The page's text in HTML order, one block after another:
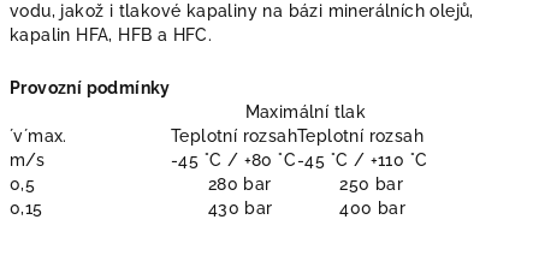
vodu, jakož i tlakové kapaliny na bázi minerálních olejů,
kapalin HFA, HFB a HFC.
Provozní podmínky
Maximální tlak
´v´max.
Teplotní rozsahTeplotní rozsah
m/s
-45 °C / +80 °C-45 °C / +110 °C
0,5
280 bar
250 bar
0,15
430 bar 400 bar